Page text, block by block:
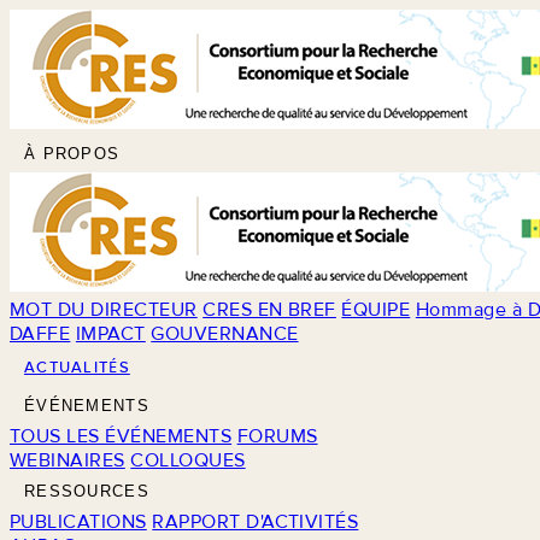
À PROPOS
MOT DU DIRECTEUR CRES EN BREF ÉQUIPE Hommage à
DAFFE IMPACT GOUVERNANCE
ACTUALITÉS
ÉVÉNEMENTS
TOUS LES ÉVÉNEMENTS FORUMS
WEBINAIRES COLLOQUES
RESSOURCES
PUBLICATIONS RAPPORT D'ACTIVITÉS